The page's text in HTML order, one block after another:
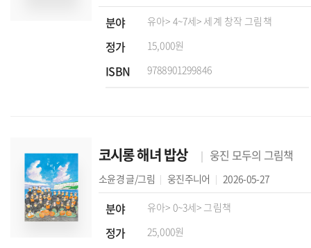
분야 유아> 4~7세> 세계 창작 그림책
정가 15,000원
ISBN 9788901299846
코시롱 해녀 밥상 웅진 모두의 그림책
소윤경 글/그림 웅진주니어 2026-05-27
분야 유아> 0~3세> 그림책
정가 25,000원